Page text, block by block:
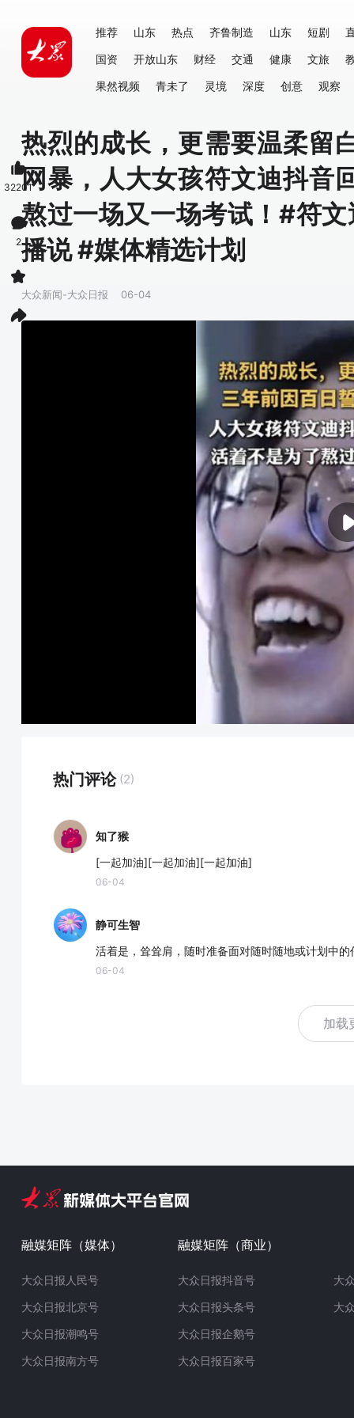
推荐 山东 热点 齐鲁制造 山东 短剧
国资
开放山东 财经 交通 健康 文旅
果然视频
青未了 灵境 深度 创意 观察
热烈的成长，更需要温柔留
网暴，人大女孩符文迪抖音
熬过一场又一场考试！#符
播说 #媒体精选计划
大众新闻-大众日报 06-04
热门评论 (2)
知了猴
[一起加油][一起加油][一起加油]
06-04
静可生智
活着是，耸耸肩，随时准备面对随时随地或计划中的
06-04
加载
32201
2
融媒矩阵（媒体）
大众日报人民号
大众日报北京号
大众日报潮鸣号
大众日报南方号
融媒矩阵（商业）
大众日报抖音号
大众日报头条号
大众日报企鹅号
大众日报百家号
大
大